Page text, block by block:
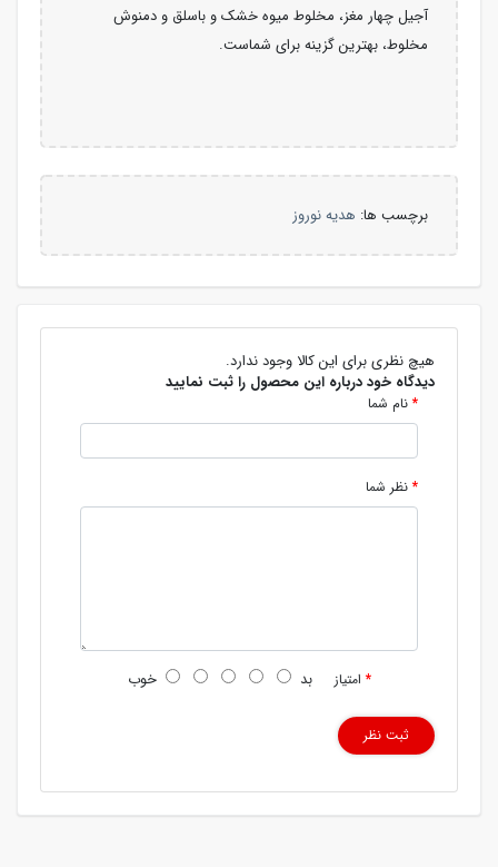
آجیل چهار مغز، مخلوط میوه خشک و باسلق و دمنوش
مخلوط، بهترین گزینه برای شماست.
برچسب ها: هدیه نوروز
هیچ نظری برای این کالا وجود ندارد.
دیدگاه خود درباره این محصول را ثبت نمایید
نام شما
نظر شما
امتیازبد خوب
ثبت نظر